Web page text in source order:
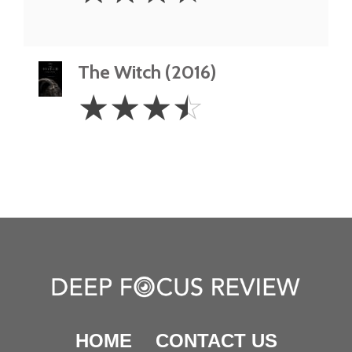
The Witch (2016)
3.5
Stars
☆☆☆☆
HOME CONTACT US